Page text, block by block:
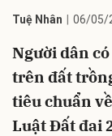
Tuệ Nhân 06/05/
Người dân
trên đất
tiêu chuẩn
Luật Đất đai